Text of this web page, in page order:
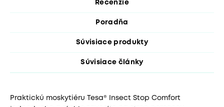
Recenzie
Poradňa
Súvisiace produkty
Súvisiace články
Praktickú moskytiéru Tesa® Insect Stop Comfort